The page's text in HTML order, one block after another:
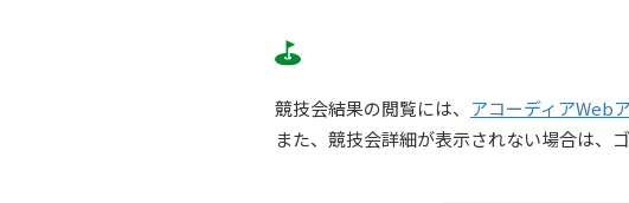
競技会結果の閲覧には、 アコーディアWeb
また、競技会詳細が表示されない場合は、